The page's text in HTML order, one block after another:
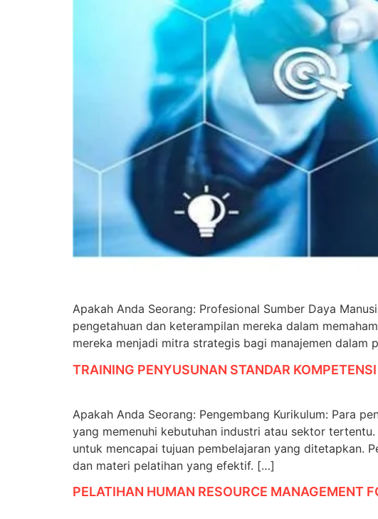
Apakah Anda Seorang: Profesional Sumber Daya
pengetahuan dan keterampilan mereka dalam
mereka menjadi mitra strategis bagi manajemen dalam
TRAINING PENYUSUNAN STANDAR KOMPETENSI
Apakah Anda Seorang: Pengembang Kurikulum: Para
yang memenuhi kebutuhan industri atau sektor
untuk mencapai tujuan pembelajaran yang ditetapkan.
dan materi pelatihan yang efektif. […]
PELATIHAN HUMAN RESOURCE MANAGEMENT